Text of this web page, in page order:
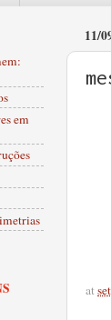
11/
at
em